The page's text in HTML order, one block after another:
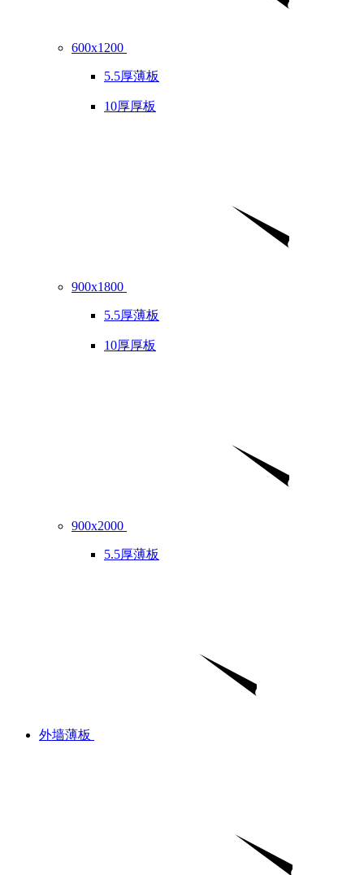
600x1200
5.5厚薄板
10厚厚板
900x1800
5.5厚薄板
10厚厚板
900x2000
5.5厚薄板
外墙薄板